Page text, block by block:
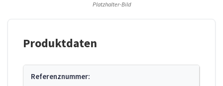
Platzhalter-Bild
Produktdaten
Referenznummer: